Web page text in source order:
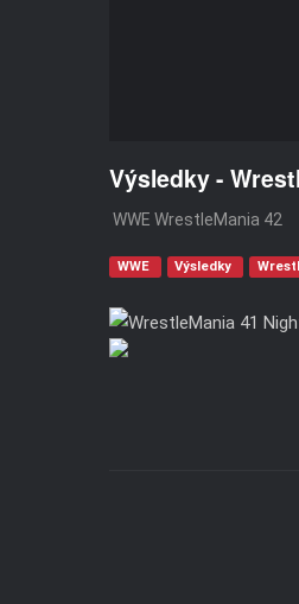
Výsledky -
WWE WrestleMania 42
WWE Výsledky